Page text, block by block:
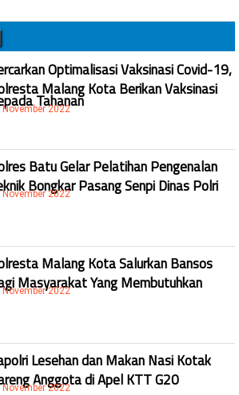
Optimalisasi Vaksinasi Covid-19,
Malang Kota Berikan Vaksinasi
Tahanan
November 2022
Batu Gelar Pelatihan Pengenalan
Bongkar Pasang Senpi Dinas Polri
November 2022
Malang Kota Salurkan Bansos
Masyarakat Yang Membutuhkan
November 2022
Lesehan dan Makan Nasi Kotak
Anggota di Apel KTT G20
November 2022